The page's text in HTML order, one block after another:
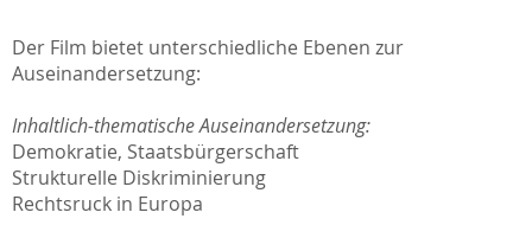
Der Film bietet unterschiedliche Ebenen zur
Auseinandersetzung:
Inhaltlich-thematische Auseinandersetzung:
Demokratie, Staatsbürgerschaft
Strukturelle Diskriminierung
Rechtsruck in Europa